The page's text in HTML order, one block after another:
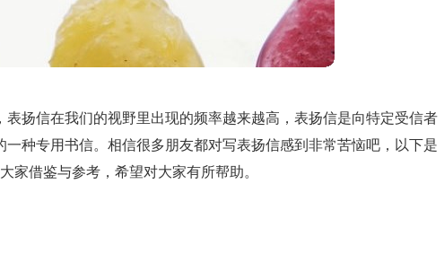
扬信在我们的视野里出现的频率越来越高，表扬信是向特定受信者
种专用书信。相信很多朋友都对写表扬信感到非常苦恼吧，以下是
家借鉴与参考，希望对大家有所帮助。